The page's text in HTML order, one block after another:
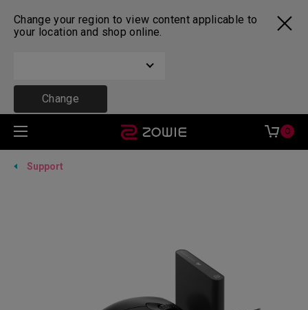
Change your region to view content applicable to
your location and shop online.
Change
0
Support